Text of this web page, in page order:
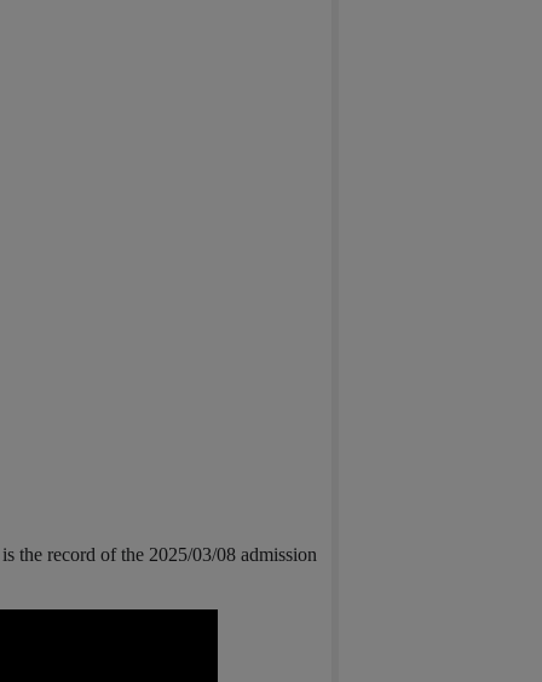
the record of the 2025/03/08 admission